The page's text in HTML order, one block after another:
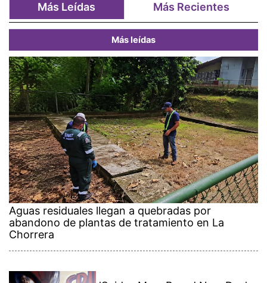
Más Leídas Más Recientes
Más leídas
Aguas residuales llegan a quebradas por
abandono de plantas de tratamiento en La
Chorrera